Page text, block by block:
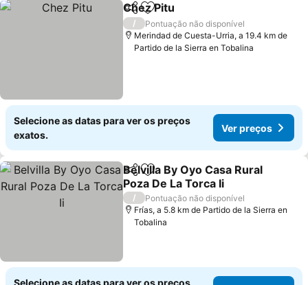
PartilharAdicionar aos favoritos
Chez Pitu
/
Pontuação não disponível
Merindad de Cuesta-Urria, a 19.4 km de
Partido de la Sierra en Tobalina
Selecione as datas para ver os preços
exatos.
Ver preços
PartilharAdicionar aos favoritos
Belvilla By Oyo Casa Rural
Poza De La Torca Ii
Ver preços
/
Pontuação não disponível
Frías, a 5.8 km de Partido de la Sierra en
Tobalina
Selecione as datas para ver os preços